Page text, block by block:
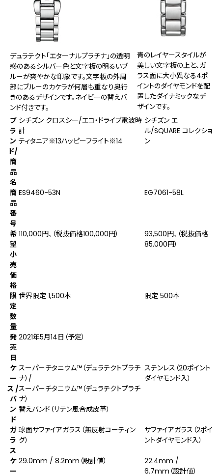
デュラテクト「エターナルプラチナ」の透明
感のあるシルバー色と文字板の明るいブ
ルーが爽やかな印象です。文字板の外周
部にブルーのカケラが何層も重なり奥行
きのあるデザインです。ネイビーの替えバ
ンド付きです。
青のレイヤースタイルが
美しい文字板の上と、ガ
ラス面に大小異なる4ポ
イントのダイヤモンドを配
置したダイナミックなデ
ザインです。
ブ
ラ
ン
ド/
商
品
名
シチズン クロスシー/エコ・ドライブ電波時
計
ティタニア※13ハッピーフライト※14
シチズン エ
ル/SQUARE コレクショ
ン
商
品
番
号
ES9460-53N EG7061-58L
希
望
小
売
価
格
110,000円、（税抜価格100,000円）
93,500円、（税抜価格
85,000円）
限
定
数
量
世界限定 1,500本 限定 500本
発
売
日
2021年5月14日（予定）
ケ
ー
ス /
バ
ン
ド
スーパーチタニウム™（デュラテクトプラチ
ナ）/
スーパーチタニウム™（デュラテクトプラチ
ナ）
替えバンド（サテン風合成皮革）
ステンレス（20ポイント
ダイヤモンド入）
ガ
ラ
ス
球面サファイアガラス（無反射コーティン
グ）
サファイアガラス（2ポイ
ントダイヤモンド入）
ケ
ー
29.0mm / 8.2mm（設計値）
22.4mm /
6.7mm（設計値）